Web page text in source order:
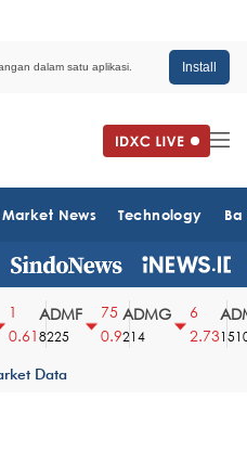
dalam satu aplikasi. Install
Market News Technology
ADMF
8225
75
0.9
ADMG
214
2.731510
Data